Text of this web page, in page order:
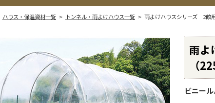
ハウス・保温資材一覧> トンネル・雨よけハウス一覧> 雨よけハウスシリーズ 2畝
雨
（
ビニー